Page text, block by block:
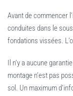
Avant de commencer
conduites dans le
fondations vissées.
Il n’y a aucune
montage n’est pas
sol. Un maximum